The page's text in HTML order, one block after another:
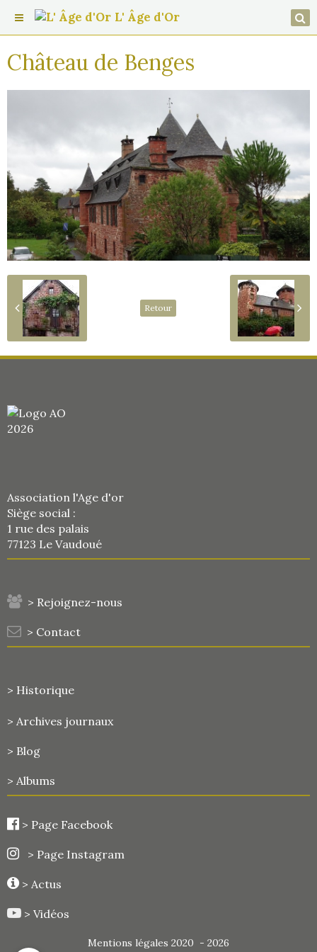
L' Âge d'Or
Château de Benges
Retour
Association l'Age d'or
Siège social :
1 rue des palais
77123 Le Vaudoué
> Rejoignez-nous
> Contact
> Historique
> Archives journaux
> Blog
> Albums
> Page Facebook
> Page Instagram
> Actus
> Vidéos
Mentions légales 2020 - 2026